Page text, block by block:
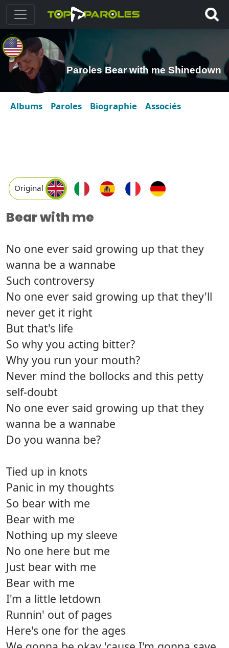
Paroles Bear with me Shinedown
Albums Paroles Biographie Associés
Original
Bear with me
No one ever said growing up that they
wanna be a wannabe
Such controversy
No one ever said growing up that they'll
never get it right
But that's life
So why you acting bitter?
Why you run your mouth?
Never mind the bollocks and this petty
self-doubt
No one ever said growing up that they
wanna be a wannabe
Do you wanna be?
Tied up in knots
Panic in my thoughts
So bear with me
Bear with me
Nothing up my sleeve
No one here but me
Just bear with me
Bear with me
I'm a little letdown
Runnin' out of pages
Here's one for the ages